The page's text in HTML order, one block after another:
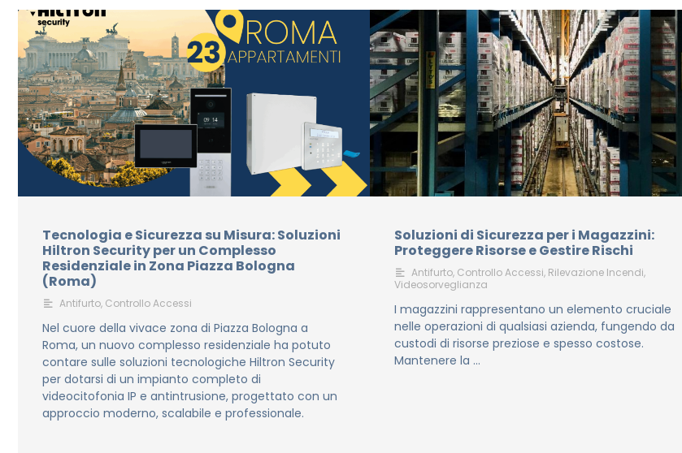
Tecnologia e Sicurezza su Misura: Soluzioni
Hiltron Security per un Complesso
Residenziale in Zona Piazza Bologna
(Roma)
Antifurto, Controllo Accessi
Nel cuore della vivace zona di Piazza Bologna a
Roma, un nuovo complesso residenziale ha potuto
contare sulle soluzioni tecnologiche Hiltron Security
per dotarsi di un impianto completo di
videocitofonia IP e antintrusione, progettato con un
approccio moderno, scalabile e professionale.
Soluzioni di Sicurezza per i Magazzini:
Proteggere Risorse e Gestire Rischi
Antifurto, Controllo Accessi, Rilevazione Incendi,
Videosorveglianza
I magazzini rappresentano un elemento cruciale
nelle operazioni di qualsiasi azienda, fungendo da
custodi di risorse preziose e spesso costose.
Mantenere la …